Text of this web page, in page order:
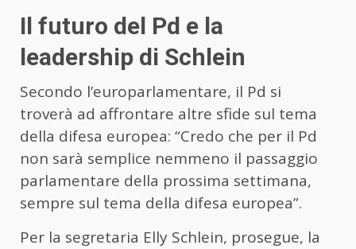
Il futuro del Pd e la
leadership di Schlein
Secondo l’europarlamentare, il Pd si
troverà ad affrontare altre sfide sul tema
della difesa europea: “Credo che per il Pd
non sarà semplice nemmeno il passaggio
parlamentare della prossima settimana,
sempre sul tema della difesa europea”.
Per la segretaria Elly Schlein, prosegue, la